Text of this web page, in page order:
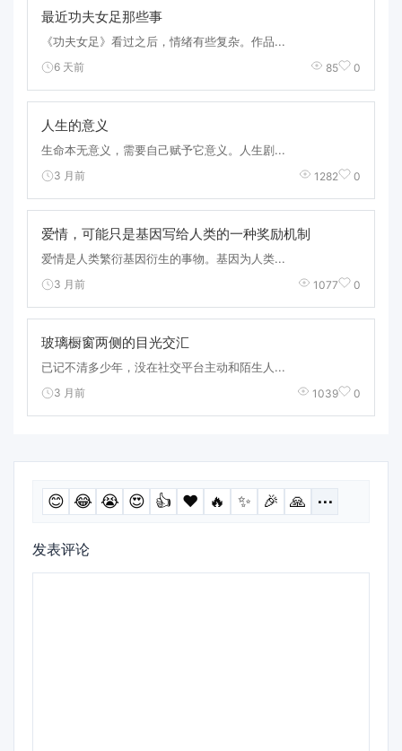
最近功夫女足那些事
《功夫女足》看过之后，情绪有些复杂。作品...
6 天前 85 0
人生的意义
生命本无意义，需要自己赋予它意义。人生剧...
3 月前 1282 0
爱情，可能只是基因写给人类的一种奖励机制
爱情是人类繁衍基因衍生的事物。基因为人类...
3 月前 1077 0
玻璃橱窗两侧的目光交汇
已记不清多少年，没在社交平台主动和陌生人...
3 月前 1039 0
😊 😂 😭 😍 👍 ❤️ 🔥 ✨ 🎉 🙏 ⋯
发表评论